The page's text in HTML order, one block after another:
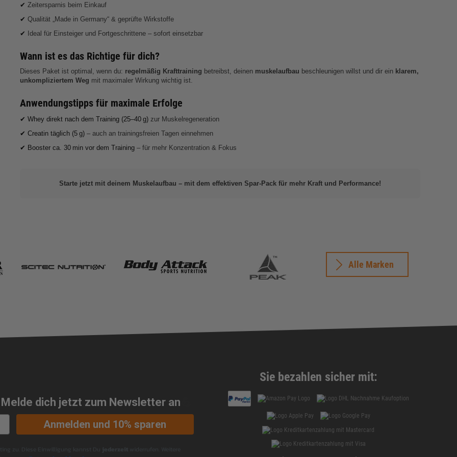
✔ Zeitersparnis beim Einkauf
✔ Qualität „Made in Germany“ & geprüfte Wirkstoffe
✔
Ideal für Einsteiger und Fortgeschrittene – sofort einsetzbar
Wann ist es das Richtige für dich?
Dieses Paket ist optimal, wenn du: regelmäßig Krafttraining betreibst, deinen muskelaufbau beschleunigen willst und dir ein klarem,
unkompliziertem Weg mit maximaler Wirkung wichtig ist.
Anwendungstipps für maximale Erfolge
✔ Whey direkt nach dem Training (25–40 g) zur Muskelregeneration
✔ Creatin täglich (5 g) – auch an trainingsfreien Tagen einnehmen
✔ Booster ca. 30 min vor dem Training – für mehr Konzentration & Fokus
Starte jetzt mit deinem Muskelaufbau – mit dem effektiven Spar‑Pack für mehr Kraft und Performance!
Alle Marken
dich jetzt zum Newsletter an
Anmelden und 10% sparen
Sie bezahlen sicher mit: